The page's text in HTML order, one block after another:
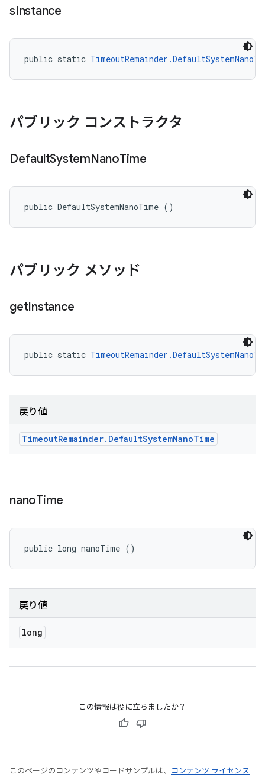
sInstance
public static
パブリック コンストラクタ
DefaultSystemNanoTime
public DefaultSystemNanoTime ()
パブリック メソッド
getInstance
public static
戻り値
TimeoutRemainder. DefaultSystemNanoTime
nanoTime
public long nanoTime ()
戻り値
long
この情報は役に立ちましたか？
このページのコンテンツやコードサンプルは、
コンテンツ ライセンス